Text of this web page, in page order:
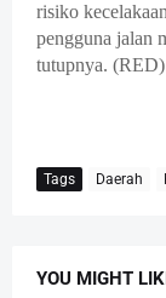
risiko
pengguna jalan
tutupnya. (RED)
Tags Daerah
YOU MIGHT